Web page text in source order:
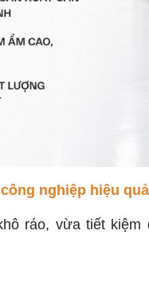
nghiệp hiệu
ráo, vừa tiết kiệm